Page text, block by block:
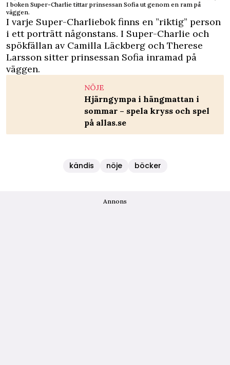
I boken Super-Charlie tittar prinsessan Sofia ut genom en ram på
väggen.
I varje Super-Charliebok finns en ”riktig” person
i ett porträtt någonstans. I Super-Charlie och
spökfällan av Camilla Läckberg och Therese
Larsson sitter prinsessan Sofia inramad på
väggen.
NÖJE
Hjärngympa i hängmattan i
sommar – spela kryss och spel
på allas.se
kändis nöje böcker
Annons